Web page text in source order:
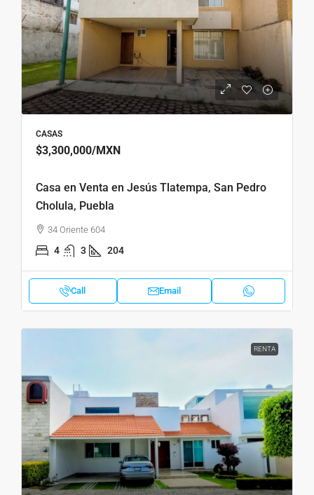
CASAS
$3,300,000/MXN
Casa en Venta en Jesús Tlatempa, San Pedro
Cholula, Puebla
34 Oriente 604
4 3 204
Call Email
RENTA